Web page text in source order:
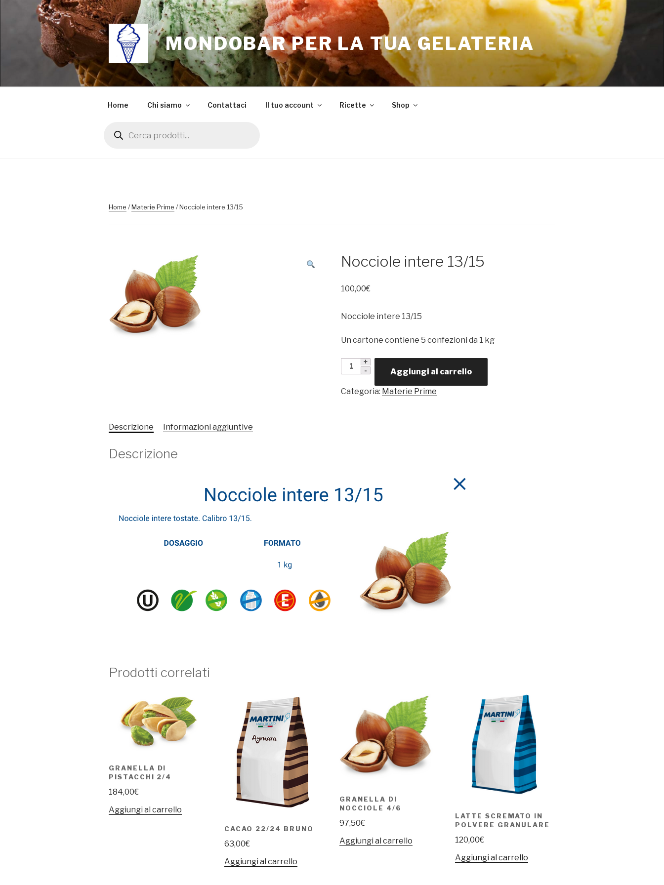
MONDOBAR PER LA TUA GELATERIA
Home Chi siamo Contattaci Il tuo account Ricette Shop
search
Home /Materie Prime / Nocciole intere 13/15
Nocciole intere 13/15
100,00€
Nocciole intere 13/15
Un cartone contiene 5 confezioni da 1 kg
Nocciole
intere
13/15
quantità
Aggiungi al carrello
Categoria: Materie Prime
Descrizione Informazioni aggiuntive
Descrizione
Prodotti correlati
GRANELLA DI
PISTACCHI 2/4
184,00€
Aggiungi al carrello
CACAO 22/24 BRUNO
63,00€
Aggiungi al carrello
GRANELLA DI
NOCCIOLE 4/6
97,50€
Aggiungi al carrello
LATTE SCREMATO IN
POLVERE GRANULARE
120,00€
Aggiungi al carrello